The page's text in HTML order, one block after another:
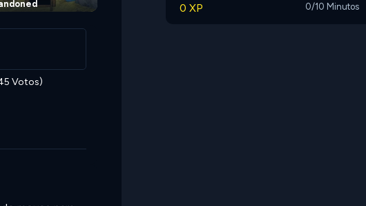
Votos)
0 XP 0/10 Minutos